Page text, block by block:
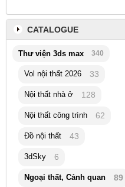
CATALOGUE
Thư viện 3ds max 340
Vol nội thất 2026 33
Nội thất nhà ở 128
Nội thất công trình 62
Đồ nội thất 43
3dSky 6
Ngoại thất, Cảnh quan 89